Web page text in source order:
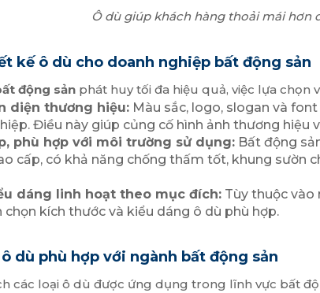
Ô dù giúp khách hàng thoải mái hơn
kế ô dù cho doanh nghiệp bất động sản
động sản phát huy tối đa hiệu quả, việc lựa
diện thương hiệu: Màu sắc, logo, slogan và
Điều này giúp củng cố hình ảnh thương hiệu
phù hợp với môi trường sử dụng: Bất động
cấp, có khả năng chống thấm tốt, khung sườn
dáng linh hoạt theo mục đích: Tùy thuộc vào
chọn kích thước và kiểu dáng ô dù phù hợp.
dù phù hợp với ngành bất động sản
các loại ô dù được ứng dụng trong lĩnh vực bất